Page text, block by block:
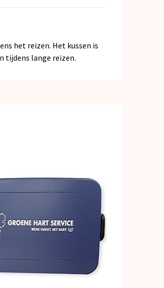
het reizen. Het kussen is
tijdens lange reizen.